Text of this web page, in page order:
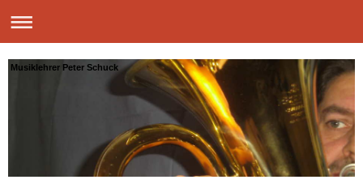
Musiklehrer Peter Schuck